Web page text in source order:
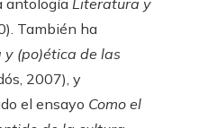
También ha
y (po)ética de las
2007), y
el ensayo Como el